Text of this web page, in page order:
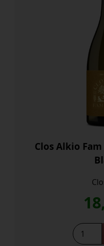
Clos Alkio
Clos
Alkio